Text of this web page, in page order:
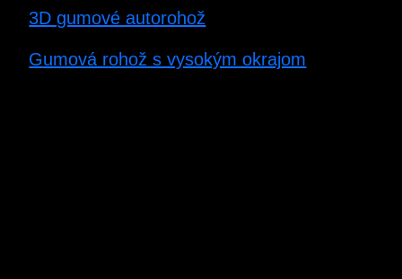
3D gumové autorohož
Gumová rohož s vysokým okrajom